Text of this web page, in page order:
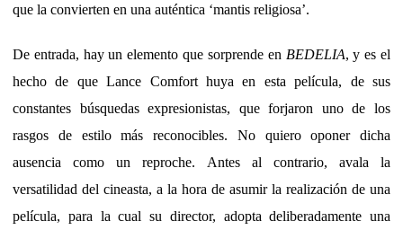
que la convierten en una auténtica ‘mantis religiosa’.
De entrada, hay un elemento que sorprende en BEDELIA, y es el
hecho de que Lance Comfort huya en esta película, de sus
constantes búsquedas expresionistas, que forjaron uno de los
rasgos de estilo más reconocibles. No quiero oponer dicha
ausencia como un reproche. Antes al contrario, avala la
versatilidad del cineasta, a la hora de asumir la realización de una
película, para la cual su director, adopta deliberadamente una